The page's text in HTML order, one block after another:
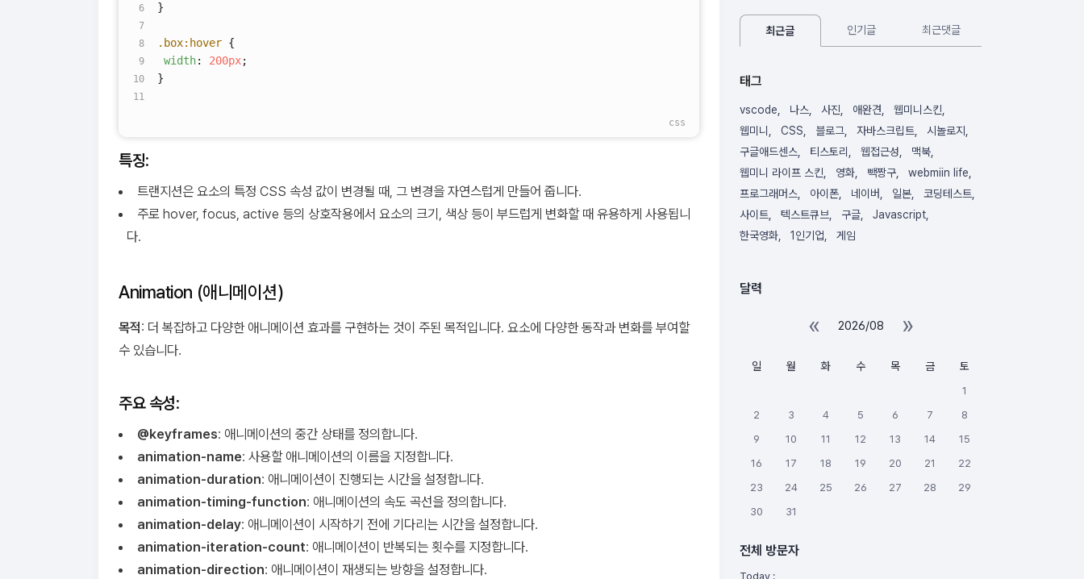
}
.box:hover {
width: 200px;
}
특징:
트랜지션은 요소의 특정 CSS 속성 값이 변경될 때, 그 변경을 자연스럽게 만들어 줍니다.
주로 hover, focus, active 등의 상호작용에서 요소의 크기, 색상 등이 부드럽게 변화할 때 유용하게 사용됩니
다.
Animation (애니메이션)
목적: 더 복잡하고 다양한 애니메이션 효과를 구현하는 것이 주된 목적입니다. 요소에 다양한 동작과 변화를 부여할
수 있습니다.
주요 속성:
@keyframes: 애니메이션의 중간 상태를 정의합니다.
animation-name: 사용할 애니메이션의 이름을 지정합니다.
animation-duration: 애니메이션이 진행되는 시간을 설정합니다.
animation-timing-function: 애니메이션의 속도 곡선을 정의합니다.
animation-delay: 애니메이션이 시작하기 전에 기다리는 시간을 설정합니다.
animation-iteration-count: 애니메이션이 반복되는 횟수를 지정합니다.
animation-direction: 애니메이션이 재생되는 방향을 설정합니다.
최근글 인기글 최근댓글
태그
vscode 나스 사진 애완견
웹미니스킨
웹미니
CSS 블로그 자바스크립트
시놀로지
구글애드센스
티스토리 웹접근성
맥북
웹미니 라이프 스킨
영화 빽짱구
webmiin life
프로그래머스
아이폰 네이버 일본
코딩테스트
사이트
텍스트큐브 구글
Javascript
한국영화
1인기업 게임
달력
« 2026/08 »
일 월 화 수 목 금 토
1
2
3 4 5 6 7
8
9
10 11 12 13 14
15
16
17 18 19 20 21
22
23
24 25 26 27 28
29
30
31
전체 방문자
Today :